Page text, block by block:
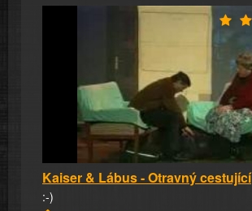
Kaiser & Lábus - Otravný cestující
:-)